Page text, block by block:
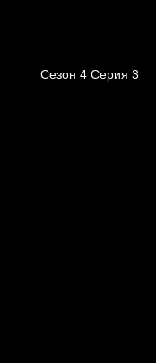
Сезон 4 Серия 3